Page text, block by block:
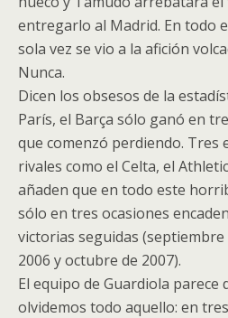
entregarlo al Madrid. En todo
sola vez se vio a la afición
Nunca.
Dicen los obsesos de la
París, el Barça sólo ganó en
que comenzó perdiendo. Tres
rivales como el Celta, el
añaden que en todo este
sólo en tres ocasiones
victorias seguidas
2006 y octubre de 2007).
El equipo de Guardiola parece
olvidemos todo aquello: en